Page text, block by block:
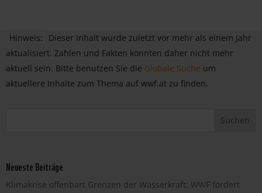
Hinweis:
Dieser Inhalt wurde zuletzt vor mehr als einem Jahr
aktualisiert. Zahlen und Fakten könnten daher nicht mehr
aktuell sein. Bitte benutzen Sie die Globale Suche um
aktuellere Inhalte zum Thema auf wwf.at zu finden.
Neueste Beiträge
Klimakrise offenbart Grenzen der Wasserkraft: WWF fordert